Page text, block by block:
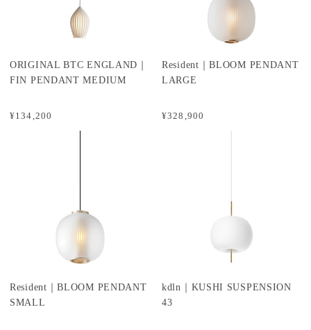
¥134,200
ORIGINAL BTC ENGLAND｜
FIN PENDANT MEDIUM
¥328,900
Resident｜BLOOM PENDANT
LARGE
Resident｜BLOOM PENDANT
SMALL
kdln｜KUSHI SUSPENSION
43